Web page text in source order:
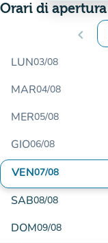
Orari di apertura
chevron_left
LUN03/08
MAR04/08
MER05/08
GIO06/08
VEN07/08
SAB08/08
DOM09/08